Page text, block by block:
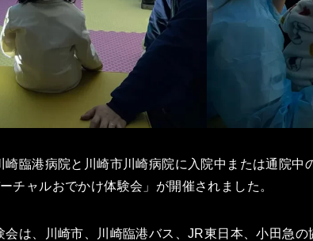
臨港病院と川崎市川崎病院に入院中または通院中
チャルおでかけ体験会」が開催されました。
は、川崎市、川崎臨港バス、JR東日本、小田急の